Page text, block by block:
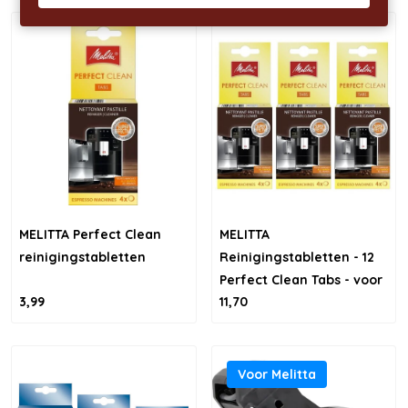
MELITTA Perfect Clean
reinigingstabletten
3,99
MELITTA
Reinigingstabletten - 12
Perfect Clean Tabs - voor
1 jaar reinigen
11,70
Voor Melitta